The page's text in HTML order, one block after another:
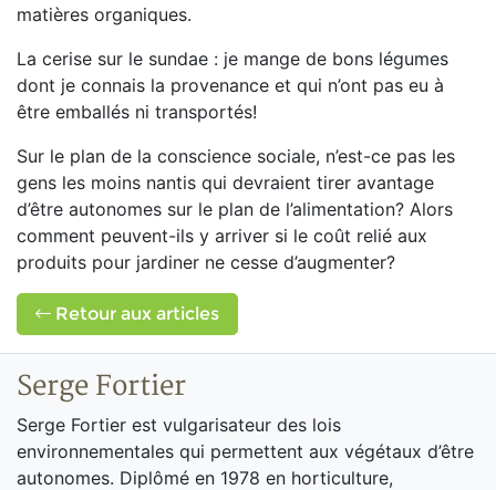
matières organiques.
La cerise sur le sundae : je mange de bons légumes
dont je connais la provenance et qui n’ont pas eu à
être emballés ni transportés!
Sur le plan de la conscience sociale, n’est-ce pas les
gens les moins nantis qui devraient tirer avantage
d’être autonomes sur le plan de l’alimentation? Alors
comment peuvent-ils y arriver si le coût relié aux
produits pour jardiner ne cesse d’augmenter?
Retour aux articles
Serge Fortier
Serge Fortier est vulgarisateur des lois
environnementales qui permettent aux végétaux d’être
autonomes. Diplômé en 1978 en horticulture,